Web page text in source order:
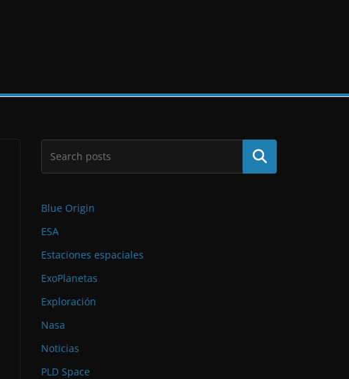
Buscar
Blue Origin
ESA
Estaciones espaciales
ExoPlanetas
Exploración
Nasa
Noticias
PLD Space